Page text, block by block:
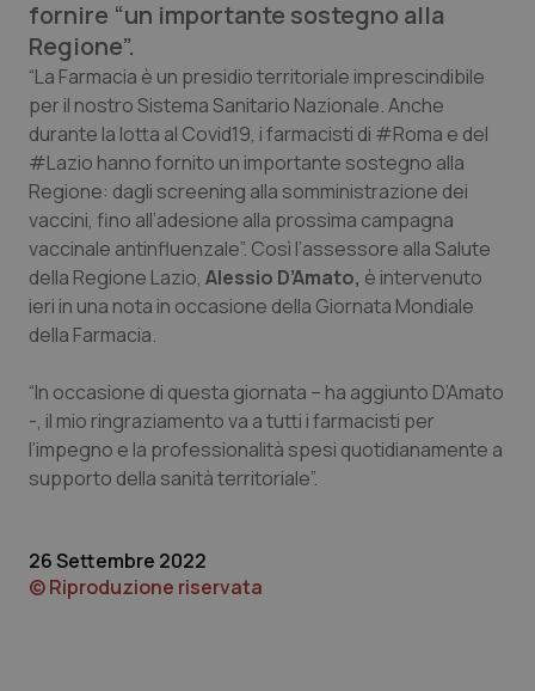
Professionisti Sanitari.AI
Abruzzo
Basilicata
Calabria
Campania
Emilia-Romagna
Friuli Venezia Giulia
Lazio
Lombardia
QS Pro Gold
Artrite & artrosi
Asma & BPCO
Car-T
Colesterolo & coronaropatie
Dermatite Atopica
Diabete & glucometri
Dolore
QS Club Newsletter
fornire “un importante sostegno alla
Regione”.
“La Farmacia è un presidio territoriale imprescindibile
per il nostro Sistema Sanitario Nazionale. Anche
durante la lotta al Covid19, i farmacisti di #Roma e del
#Lazio hanno fornito un importante sostegno alla
Regione: dagli screening alla somministrazione dei
vaccini, fino all’adesione alla prossima campagna
vaccinale antinfluenzale”. Così l’assessore alla Salute
della Regione Lazio, Alessio D’Amato, è intervenuto
ieri in una nota in occasione della Giornata Mondiale
della Farmacia.
“In occasione di questa giornata – ha aggiunto D’Amato
-, il mio ringraziamento va a tutti i farmacisti per
l’impegno e la professionalità spesi quotidianamente a
supporto della sanità territoriale”.
26 Settembre 2022
© Riproduzione riservata